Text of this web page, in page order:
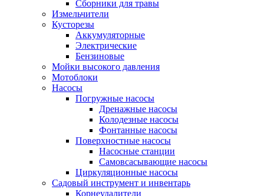
Сборники для травы
Измельчители
Кусторезы
Аккумуляторные
Электрические
Бензиновые
Мойки высокого давления
Мотоблоки
Насосы
Погружные насосы
Дренажные насосы
Колодезные насосы
Фонтанные насосы
Поверхностные насосы
Насосные станции
Самовсасывающие насосы
Циркуляционные насосы
Садовый инструмент и инвентарь
Корнеудалители